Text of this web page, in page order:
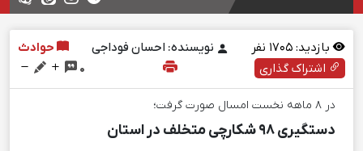
بازدید: نفر نویسنده: احسان فوداجی
حوادث
اشتراک گذاری
0
در ۸ ماهه نخست امسال صورت گرفت؛
دستگیری ۹۸ شکارچی متخلف در استان